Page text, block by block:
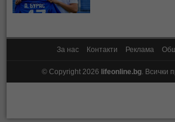
За нас Контакти Реклама
© Copyright 2026 lifeonline.bg. Всички